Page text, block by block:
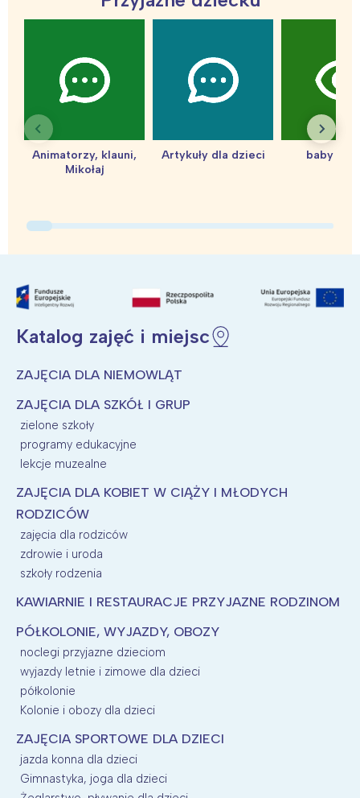
Animatorzy, klauni,
Mikołaj
Artykuły dla dzieci baby
Katalog zajęć i miejsc
ZAJĘCIA DLA NIEMOWLĄT
ZAJĘCIA DLA SZKÓŁ I GRUP
zielone szkoły
programy edukacyjne
lekcje muzealne
ZAJĘCIA DLA KOBIET W CIĄŻY I MŁODYCH
RODZICÓW
zajęcia dla rodziców
zdrowie i uroda
szkoły rodzenia
KAWIARNIE I RESTAURACJE PRZYJAZNE RODZINOM
PÓŁKOLONIE, WYJAZDY, OBOZY
noclegi przyjazne dzieciom
wyjazdy letnie i zimowe dla dzieci
półkolonie
Kolonie i obozy dla dzieci
ZAJĘCIA SPORTOWE DLA DZIECI
jazda konna dla dzieci
Gimnastyka, joga dla dzieci
Łódź
Trójmiasto
Wrocław
Kraków
Południe
Wszystkie